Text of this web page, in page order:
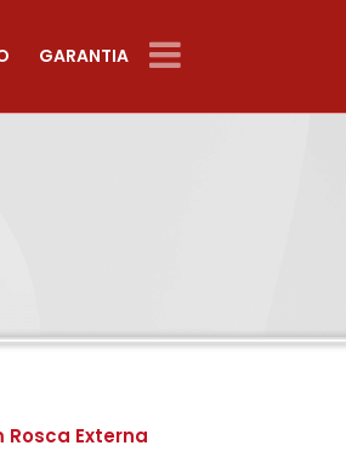
GARANTIA
Rosca Externa